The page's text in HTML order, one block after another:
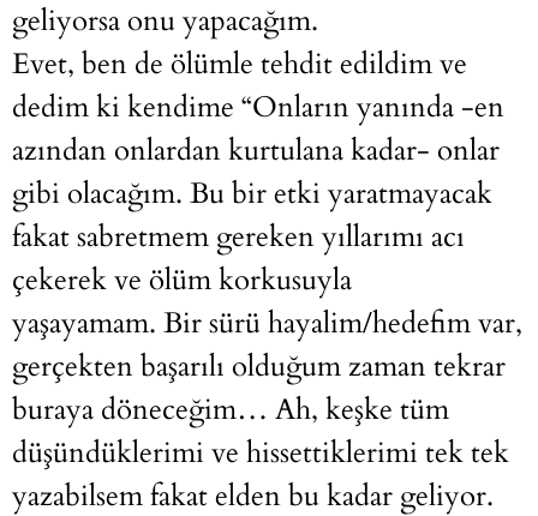
geliyorsa onu yapacağım.
Evet, ben de ölümle tehdit edildim ve
dedim ki kendime “Onların yanında -en
azından onlardan kurtulana kadar- onlar
gibi olacağım. Bu bir etki yaratmayacak
fakat sabretmem gereken yıllarımı acı
çekerek ve ölüm korkusuyla
yaşayamam. Bir sürü hayalim/hedefim var,
gerçekten başarılı olduğum zaman tekrar
buraya döneceğim… Ah, keşke tüm
düşündüklerimi ve hissettiklerimi tek tek
yazabilsem fakat elden bu kadar geliyor.